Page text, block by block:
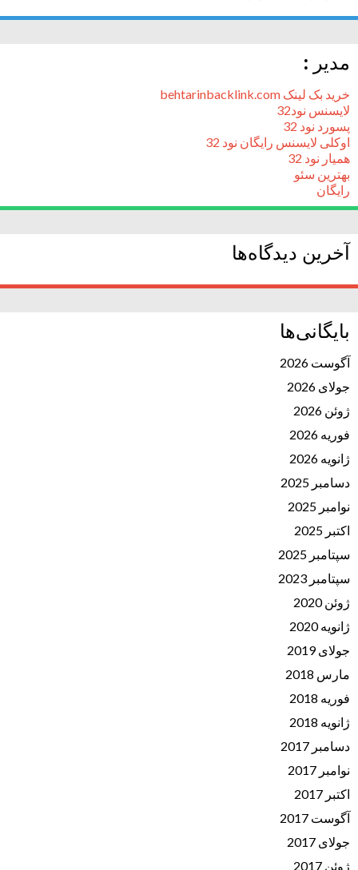
مدیر :
خرید بک لینک behtarinbacklink.com
لایسنس نود32
پسورد نود 32
اوکلی لایسنس رایگان نود 32
همیار نود 32
بهترین سئو
رایگان
آخرین دیدگاه‌ها
بایگانی‌ها
آگوست 2026
جولای 2026
ژوئن 2026
فوریه 2026
ژانویه 2026
دسامبر 2025
نوامبر 2025
اکتبر 2025
سپتامبر 2025
سپتامبر 2023
ژوئن 2020
ژانویه 2020
جولای 2019
مارس 2018
فوریه 2018
ژانویه 2018
دسامبر 2017
نوامبر 2017
اکتبر 2017
آگوست 2017
جولای 2017
ژوئن 2017